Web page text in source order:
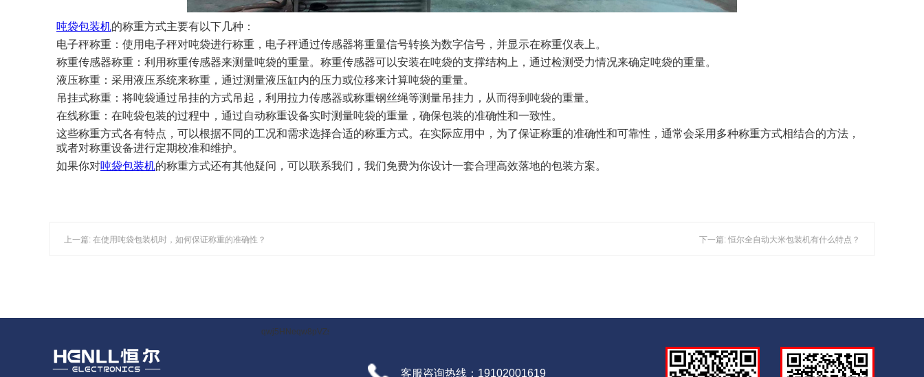
吨袋包装机的称重方式主要有以下几种：
电子秤称重：使用电子秤对吨袋进行称重，电子秤通过传感器将重量信号转换为数字信号，并显示在称重仪表上。
称重传感器称重：利用称重传感器来测量吨袋的重量。称重传感器可以安装在吨袋的支撑结构上，通过检测受力情况来确定吨袋的重量。
液压称重：采用液压系统来称重，通过测量液压缸内的压力或位移来计算吨袋的重量。
吊挂式称重：将吨袋通过吊挂的方式吊起，利用拉力传感器或称重钢丝绳等测量吊挂力，从而得到吨袋的重量。
在线称重：在吨袋包装的过程中，通过自动称重设备实时测量吨袋的重量，确保包装的准确性和一致性。
这些称重方式各有特点，可以根据不同的工况和需求选择合适的称重方式。在实际应用中，为了保证称重的准确性和可靠性，通常会采用多种称重方式相结合的方法，
或者对称重设备进行定期校准和维护。
如果你对吨袋包装机的称重方式还有其他疑问，可以联系我们，我们免费为你设计一套合理高效落地的包装方案。
上一篇: 在使用吨袋包装机时，如何保证称重的准确性？ 下一篇: 恒尔全自动大米包装机有什么特点？
客服咨询热线：19102001619
qwj5HNeqw8pVZswD